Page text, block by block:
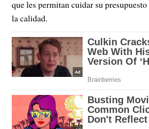
que les permitan cuidar su
la calidad.